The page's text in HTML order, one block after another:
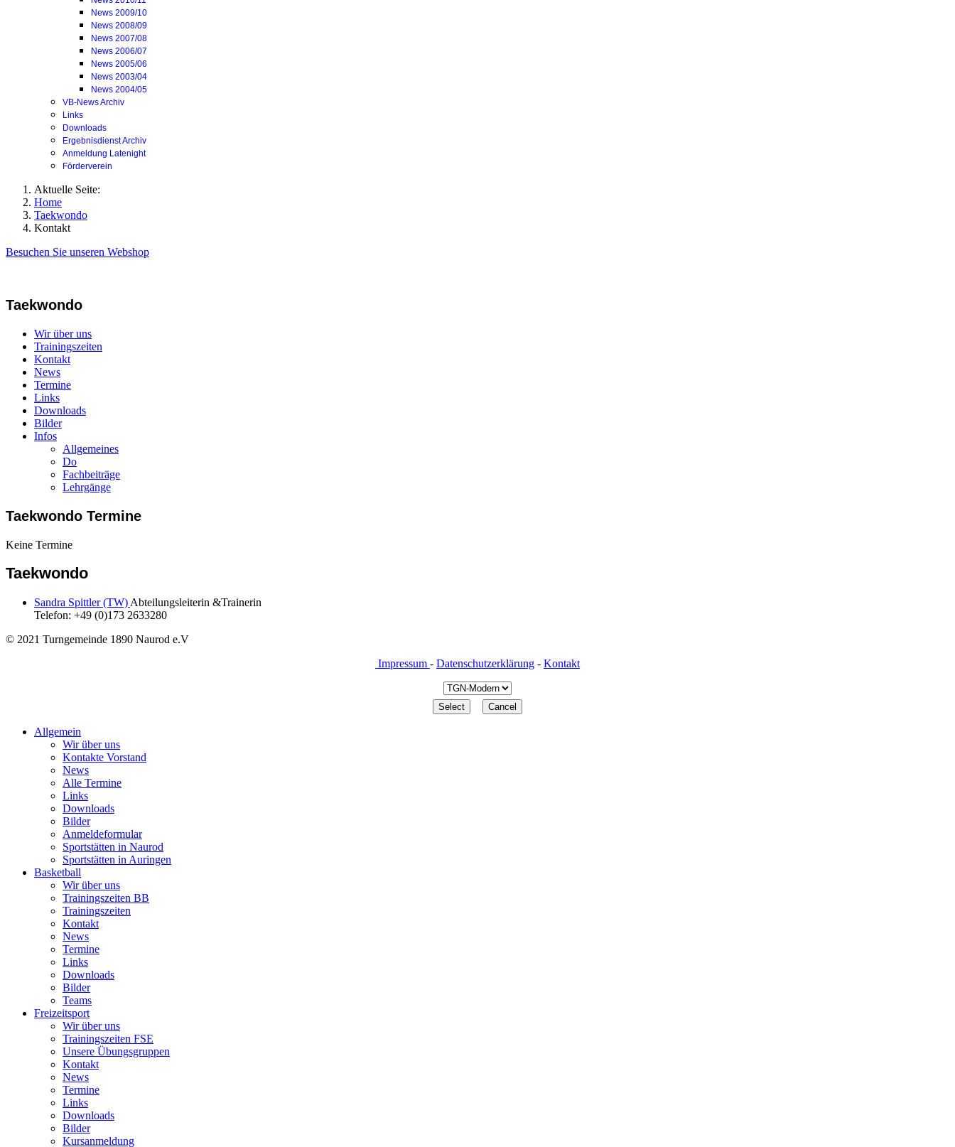
News 2009/10
News 2008/09
News 2007/08
News 2006/07
News 2005/06
News 2003/04
News 2004/05
VB-News Archiv
Links
Downloads
Ergebnisdienst Archiv
Anmeldung Latenight
Förderverein
Aktuelle Seite:
Home
Taekwondo
Kontakt
Besuchen Sie unseren Webshop
Taekwondo
Wir über uns
Trainingszeiten
Kontakt
News
Termine
Links
Downloads
Bilder
Infos
Allgemeines
Do
Fachbeiträge
Lehrgänge
Taekwondo Termine
Keine Termine
Taekwondo
Sandra Spittler (TW) Abteilungsleiterin &Trainerin
Telefon: +49 (0)173 2633280
© 2021 Turngemeinde 1890 Naurod e.V
Impressum - Datenschutzerklärung - Kontakt
Allgemein
Wir über uns
Kontakte Vorstand
News
Alle Termine
Links
Downloads
Bilder
Anmeldeformular
Sportstätten in Naurod
Sportstätten in Auringen
Basketball
Wir über uns
Trainingszeiten BB
Trainingszeiten
Kontakt
News
Termine
Links
Downloads
Bilder
Teams
Freizeitsport
Wir über uns
Trainingszeiten FSE
Unsere Übungsgruppen
Kontakt
News
Termine
Links
Downloads
Bilder
Kursanmeldung